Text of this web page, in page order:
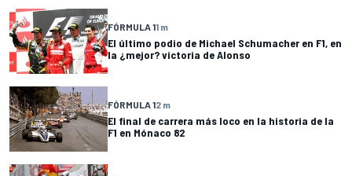
FÓRMULA 11 m
El último podio de Michael Schumacher en F1, en
la ¿mejor? victoria de Alonso
FÓRMULA 12 m
El final de carrera más loco en la historia de la
F1 en Mónaco 82